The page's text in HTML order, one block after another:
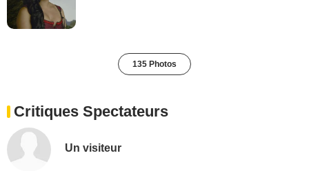
135 Photos
Critiques Spectateurs
Un visiteur